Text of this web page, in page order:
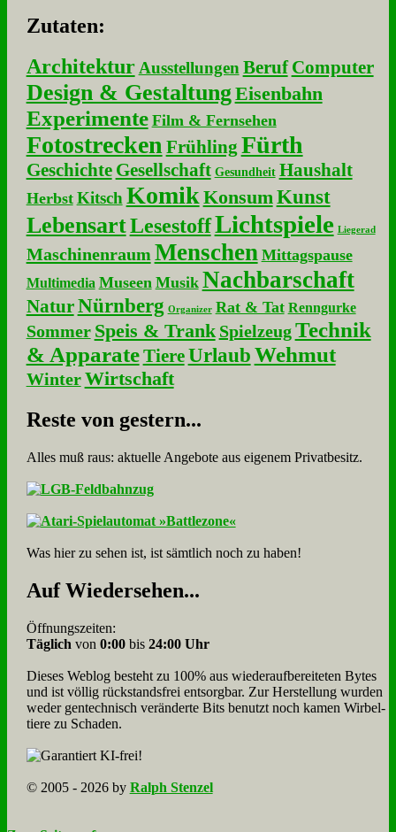
Zu­ta­ten:
Architektur Ausstellungen Beruf Computer
Design & GestaltungEisenbahn
Experimente Film & Fernsehen
Fotostrecken Frühling Fürth
Geschichte Gesellschaft Gesundheit Haushalt
Herbst Kitsch KomikKonsumKunst
LebensartLesestoffLichtspiele Liegerad
Maschinenraum Menschen Mittagspause
Multimedia Museen Musik Nachbarschaft
NaturNürnberg Organizer Rat & Tat Renngurke
Sommer Speis & Trank Spielzeug Technik
& Apparate Tiere UrlaubWehmut
Winter Wirtschaft
Re­ste von ge­stern...
Alles muß raus: aktuelle An­ge­bo­te aus eigenem Privatbesitz.
Was hier zu sehen ist, ist sämt­lich noch zu haben!
Auf Wie­der­se­hen...
Öffnungszeiten:
Täglich von 0:00bis 24:00 Uhr
Dieses Weblog besteht zu 100% aus wie­der­auf­bereite­ten Bytes
und ist völlig rück­stands­frei ent­sorg­bar. Zur Herstellung wurden
weder gen­tech­nisch veränderte Bits benutzt noch kamen Wir­bel­
tiere zu Scha­den.
© 2005 - 2026 by Ralph Stenzel